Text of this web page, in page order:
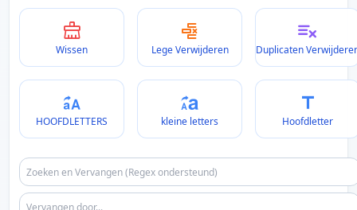
Wissen Lege Verwijderen Duplicaten
HOOFDLETTERS kleine letters Hoofdletter